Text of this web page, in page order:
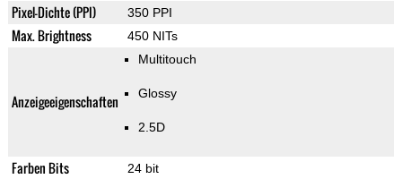
Pixel-Dichte (PPI) 350 PPI
Max. Brightness 450 NITs
Anzeigeeigenschaften
Multitouch
Glossy
2.5D
Farben Bits 24 bit